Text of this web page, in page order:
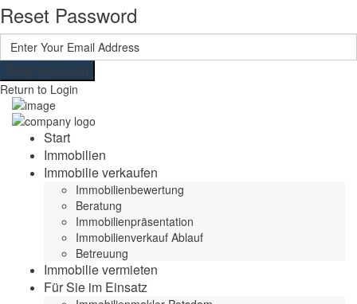
Reset Password
Reset Password
Return to Login
Start
Immobilien
Immobilie verkaufen
Immobilienbewertung
Beratung
Immobilienpräsentation
Immobilienverkauf Ablauf
Betreuung
Immobilie vermieten
Für Sie im Einsatz